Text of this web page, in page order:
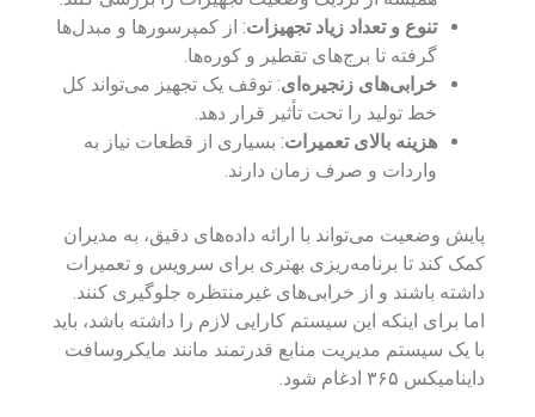
تنوع و تعداد زیاد تجهیزات: از کمپرسورها و مبدل‌ها
گرفته تا برج‌های تقطیر و کوره‌ها.
خرابی‌های زنجیره‌ای: توقف یک تجهیز می‌تواند کل
خط تولید را تحت تأثیر قرار دهد.
هزینه بالای تعمیرات: بسیاری از قطعات نیاز به
واردات و صرف زمان دارند.
پایش وضعیت می‌تواند با ارائه داده‌های دقیق، به مدیران
کمک کند تا برنامه‌ریزی بهتری برای سرویس و تعمیرات
داشته باشند و از خرابی‌های غیرمنتظره جلوگیری کنند.
اما برای اینکه این سیستم کارایی لازم را داشته باشد، باید
با یک سیستم مدیریت منابع قدرتمند مانند مایکروسافت
داینامیکس ۳۶۵ ادغام شود.